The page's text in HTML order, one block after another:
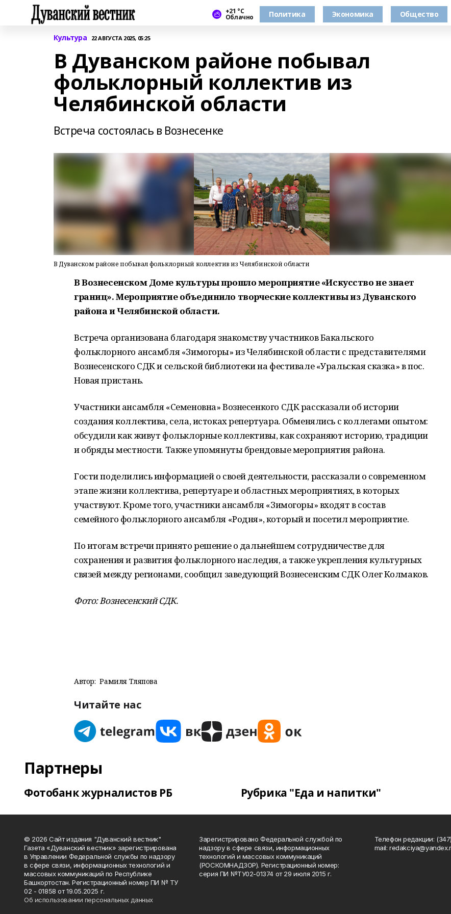
+21 °С
Облачно Политика Экономика Общество
Культура 22 АВГУСТА 2025, 05:25
В Дуванском районе побывал
фольклорный коллектив из
Челябинской области
Встреча состоялась в Вознесенке
В Дуванском районе побывал фольклорный коллектив из Челябинской области
В Вознесенском Доме культуры прошло мероприятие «Искусство не знает
границ». Мероприятие объединило творческие коллективы из Дуванского
района и Челябинской области.
Встреча организована благодаря знакомству участников Бакальского
фольклорного ансамбля «Зимогоры» из Челябинской области с представителями
Вознесенского СДК и сельской библиотеки на фестивале «Уральская сказка» в пос.
Новая пристань.
Участники ансамбля «Семеновна» Вознесенкого СДК рассказали об истории
создания коллектива, села, истоках репертуара. Обменялись с коллегами опытом:
обсудили как живут фольклорные коллективы, как сохраняют историю, традиции
и обряды местности. Также упомянуты брендовые мероприятия района.
Гости поделились информацией о своей деятельности, рассказали о современном
этапе жизни коллектива, репертуаре и областных мероприятиях, в которых
участвуют. Кроме того, участники ансамбля «Зимогоры» входят в состав
семейного фольклорного ансамбля «Родня», который и посетил мероприятие.
По итогам встречи принято решение о дальнейшем сотрудничестве для
сохранения и развития фольклорного наследия, а также укрепления культурных
связей между регионами, сообщил заведующий Вознесенским СДК Олег Колмаков.
Фото: Вознесенский СДК.
Автор: Рамиля Тляпова
Читайте нас
Партнеры
Фотобанк журналистов РБ Рубрика "Еда и напитки"
© 2026 Сайт издания "Дуванский вестник"
Газета «Дуванский вестник» зарегистрирована
в Управлении Федеральной службы по надзору
в сфере связи, информационных технологий и
массовых коммуникаций по Республике
Башкортостан. Регистрационный номер ПИ № ТУ
02 - 01858 от 19.05.2025 г.
Об использовании персональных данных
Зарегистрировано Федеральной службой по
надзору в сфере связи, информационных
технологий и массовых коммуникаций
(РОСКОМНАДЗОР). Регистрационный номер:
серия ПИ №ТУ02-01374 от 29 июля 2015 г.
Телефон редакции:
mail: